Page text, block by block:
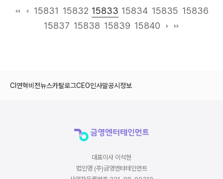
15831 15832 15833 15834 15835 15836
15837 15838 15839 15840
CI 연혁비전뉴스카탈로그CEO인사말공시정보
대표이사 이석현
법인명 (주)금영엔터테인먼트